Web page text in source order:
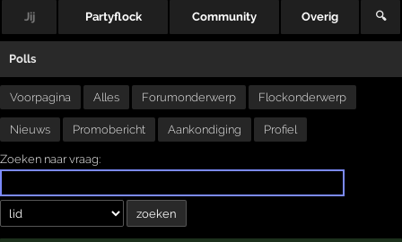
Jij Partyflock Community Overig 🔍
Polls
Voorpagina Alles Forumonderwerp Flockonderwerp
Nieuws Promobericht Aankondiging Profiel
Zoeken naar vraag: